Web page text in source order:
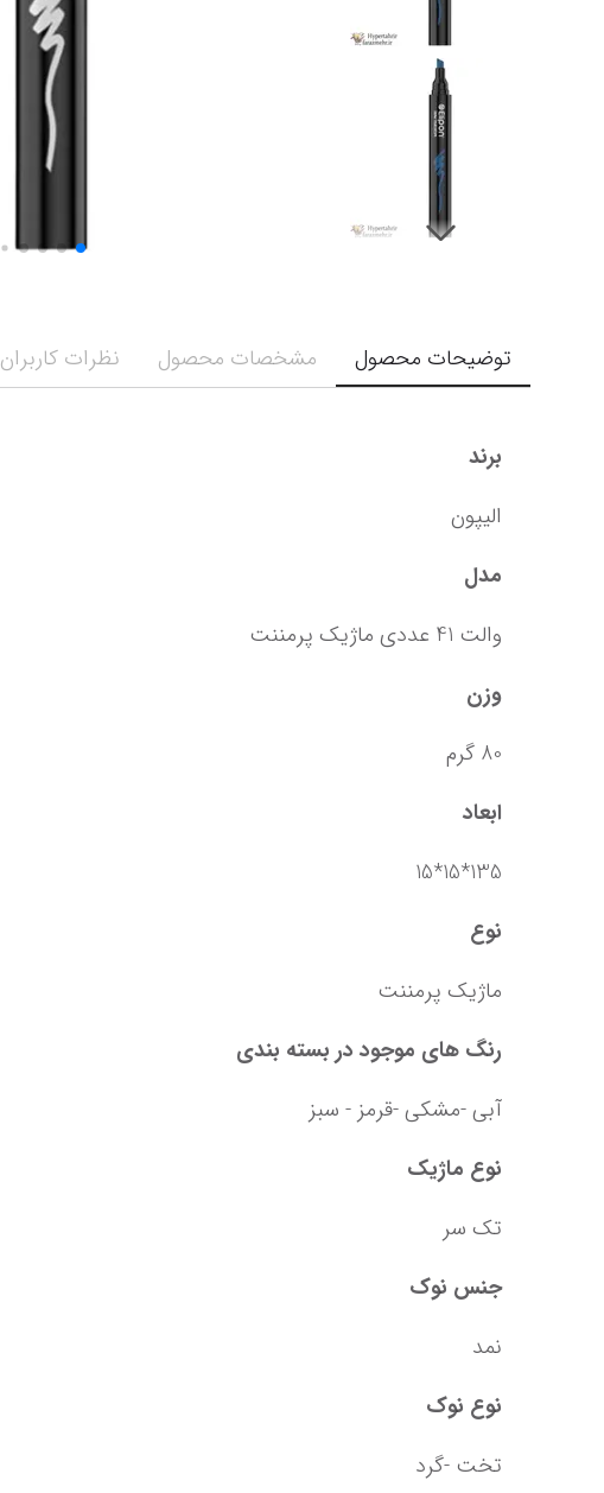
توضیحات محصول مشخصات محصول نظرات کاربران
برند
الیپون
مدل
والت 41 عددی ماژیک پرمننت
وزن
80 گرم
ابعاد
135*15*15
نوع
ماژیک پرمننت
رنگ های موجود در بسته بندی
آبی -مشکی -قرمز - سبز
نوع ماژیک
تک سر
جنس نوک
نمد
نوع نوک
تخت -گرد